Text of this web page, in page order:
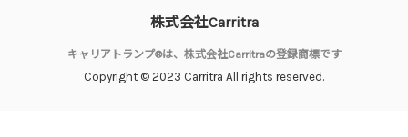
株式会社Carritra
キャリアトランプ®は、株式会社Carritraの登録商標です
Copyright © 2023 Carritra All rights reserved.